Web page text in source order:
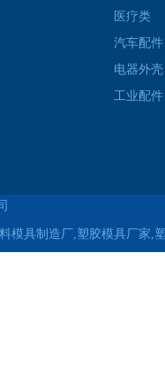
医疗类
汽车配件
电器外壳
工业配件
模具制造厂,塑胶模具厂家,